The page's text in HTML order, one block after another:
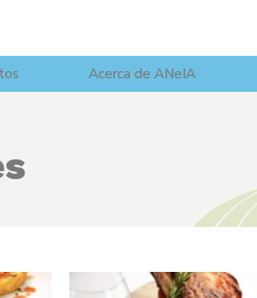
Acerca de ANeIA